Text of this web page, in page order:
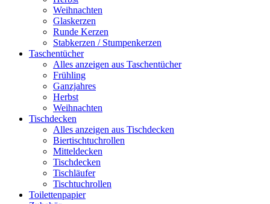
Weihnachten
Glaskerzen
Runde Kerzen
Stabkerzen / Stumpenkerzen
Taschentücher
Alles anzeigen aus Taschentücher
Frühling
Ganzjahres
Herbst
Weihnachten
Tischdecken
Alles anzeigen aus Tischdecken
Biertischtuchrollen
Mitteldecken
Tischdecken
Tischläufer
Tischtuchrollen
Toilettenpapier